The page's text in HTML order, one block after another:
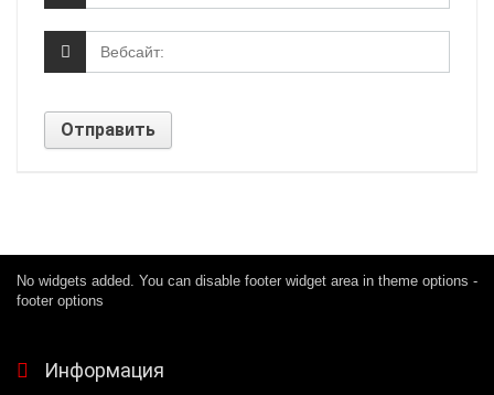
No widgets added. You can disable footer widget area in theme options -
footer options
Информация